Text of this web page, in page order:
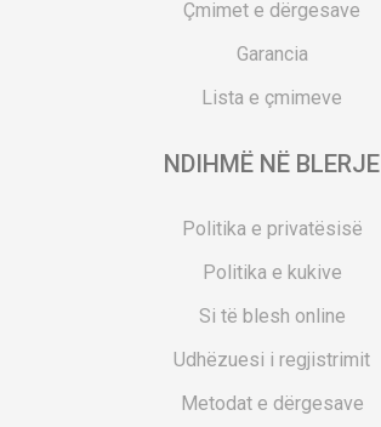
Çmimet e dërgesave
Garancia
Lista e çmimeve
NDIHMË NË BLERJE
Politika e privatësisë
Politika e kukive
Si të blesh online
Udhëzuesi i regjistrimit
Metodat e dërgesave